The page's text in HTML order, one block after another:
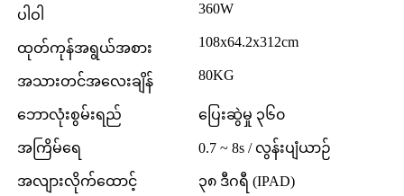
ပါဝါ 360W
ထုတ်ကုန်အရွယ်အစား 108x64.2x312cm
အသားတင်အလေးချိန် 80KG
ဘောလုံးစွမ်းရည် ပြေးဆွဲမှု ၃၆၀
အကြိမ်ရေ 0.7 ~ 8s / လွန်းပျံယာဉ်
အလျားလိုက်ထောင့် ၃၈ ဒီဂရီ (IPAD)